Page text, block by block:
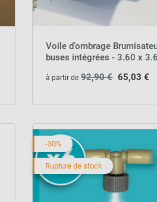
Voile d'ombrage
buses intégrées - 3.60 x
à partir de 92,90 € 65,03 €
-30%
Rupture de stock